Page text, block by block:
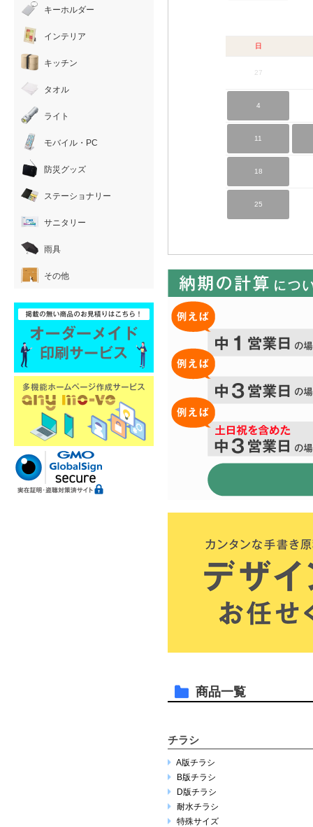
日
27
4
11
18
25
商品一覧
チラシ
A版チラシ
B版チラシ
D版チラシ
耐水チラシ
特殊サイズ
キーホルダー
インテリア
キッチン
タオル
ライト
モバイル・PC
防災グッズ
ステーショナリー
サニタリー
雨具
その他